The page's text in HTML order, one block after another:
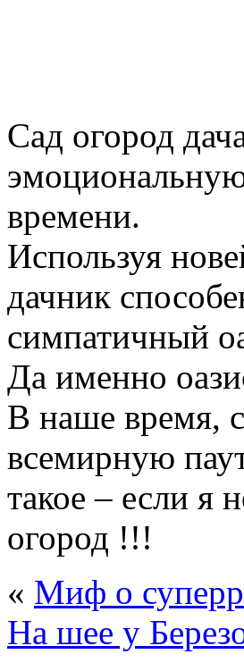
Сад огород
времени.
Используя
дачник
симпатичный
Да именно
В наше время,
всемирную
такое – если я
огород !!!
« Миф о
На шее у